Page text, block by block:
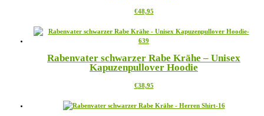
Optionen
auf
gewählt
werden
€48,95Dieses
weist
auf.
Die
können
der
Rabenvater schwarzer Rabe Krähe – Unisex
Kapuzenpullover Hoodie
€38,95Dieses
weist